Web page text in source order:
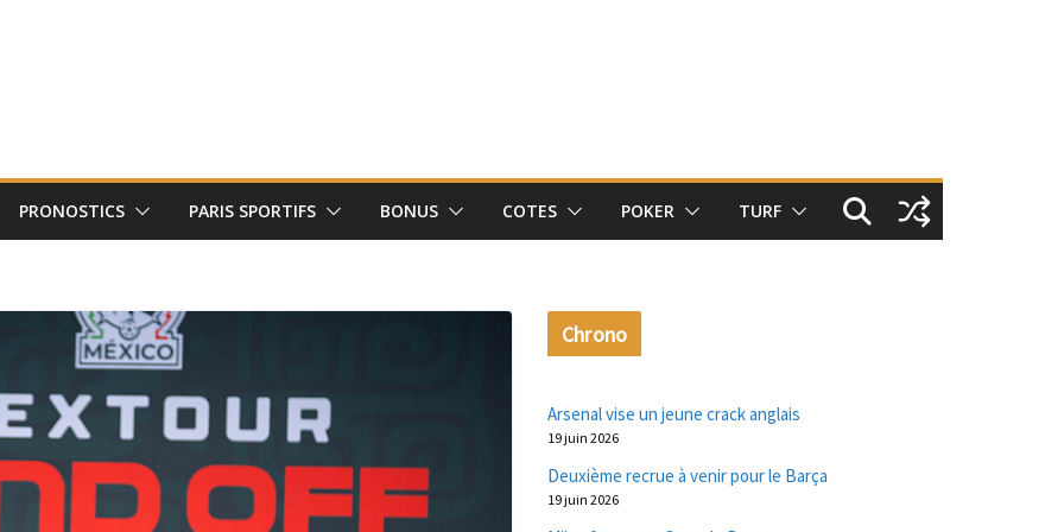
PRONOSTICS PARIS SPORTIFS BONUS COTES POKER TURF
Chrono
Arsenal vise un jeune crack anglais
19 juin 2026
Deuxième recrue à venir pour le Barça
19 juin 2026